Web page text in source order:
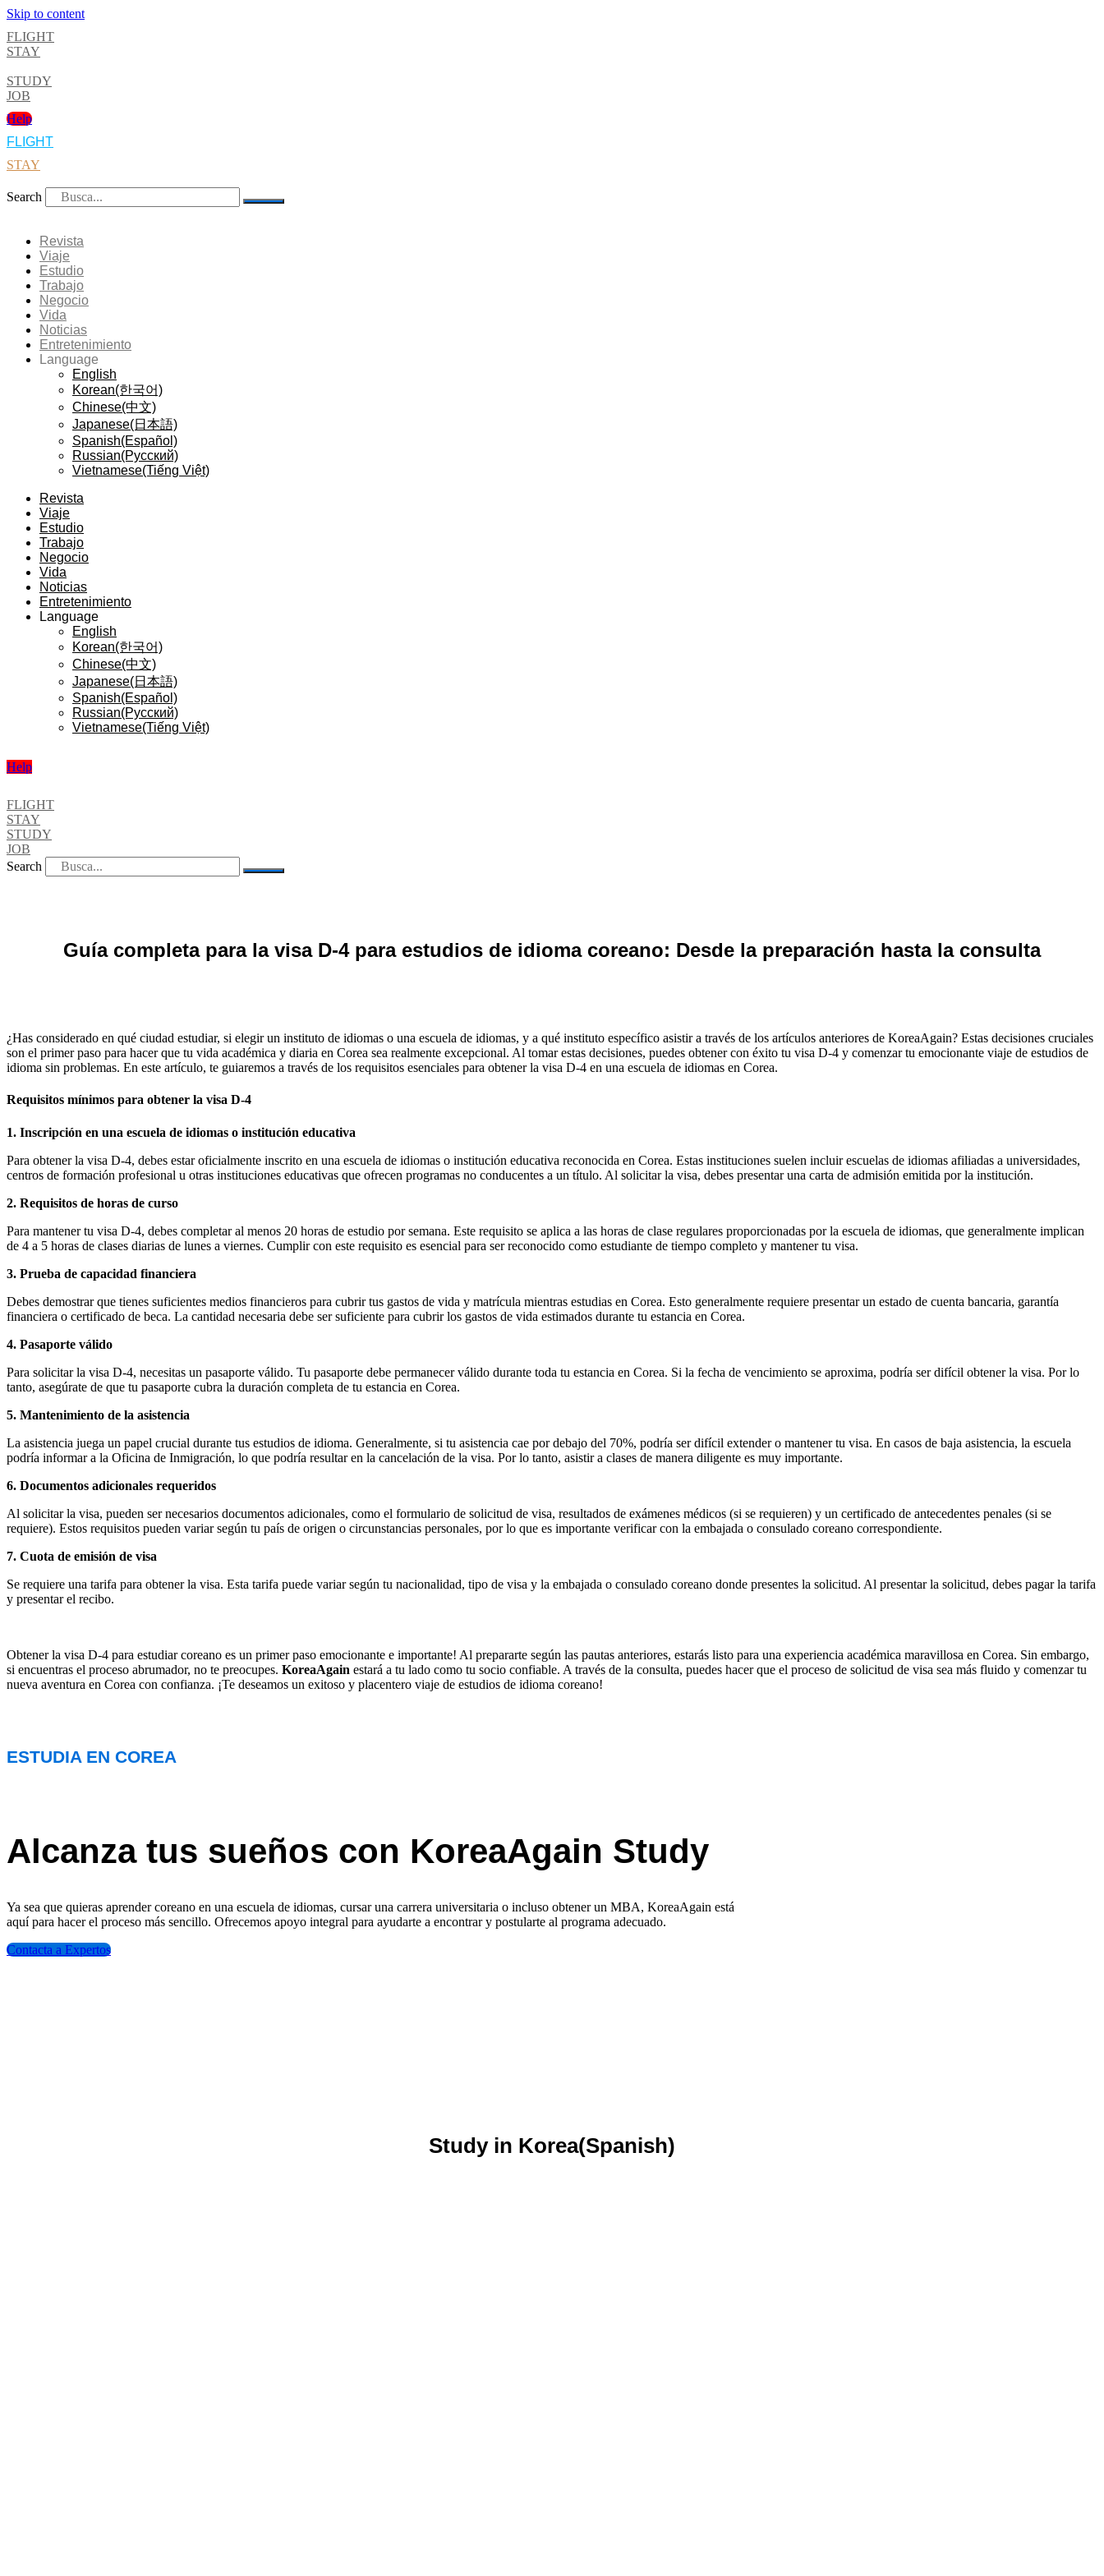
Skip to content
FLIGHT
STAY
STUDY
JOB
Help
FLIGHT
STAY
Search
Revista
Viaje
Estudio
Trabajo
Negocio
Vida
Noticias
Entretenimiento
Language
English
Korean(한국어)
Chinese(中文)
Japanese(日本語)
Spanish(Español)
Russian(Русский)
Vietnamese(Tiếng Việt)
Revista
Viaje
Estudio
Trabajo
Negocio
Vida
Noticias
Entretenimiento
Language
English
Korean(한국어)
Chinese(中文)
Japanese(日本語)
Spanish(Español)
Russian(Русский)
Vietnamese(Tiếng Việt)
Help
FLIGHT
STAY
STUDY
JOB
Search
Guía completa para la visa D-4 para estudios de idioma coreano: Desde la preparación hasta la consulta
¿Has considerado en qué ciudad estudiar, si elegir un instituto de idiomas o una escuela de idiomas, y a qué instituto específico asistir a través de los artículos anteriores de KoreaAgain? Estas decisiones cruciales
son el primer paso para hacer que tu vida académica y diaria en Corea sea realmente excepcional. Al tomar estas decisiones, puedes obtener con éxito tu visa D-4 y comenzar tu emocionante viaje de estudios de
idioma sin problemas. En este artículo, te guiaremos a través de los requisitos esenciales para obtener la visa D-4 en una escuela de idiomas en Corea.
Requisitos mínimos para obtener la visa D-4
1. Inscripción en una escuela de idiomas o institución educativa
Para obtener la visa D-4, debes estar oficialmente inscrito en una escuela de idiomas o institución educativa reconocida en Corea. Estas instituciones suelen incluir escuelas de idiomas afiliadas a universidades,
centros de formación profesional u otras instituciones educativas que ofrecen programas no conducentes a un título. Al solicitar la visa, debes presentar una carta de admisión emitida por la institución.
2. Requisitos de horas de curso
Para mantener tu visa D-4, debes completar al menos 20 horas de estudio por semana. Este requisito se aplica a las horas de clase regulares proporcionadas por la escuela de idiomas, que generalmente implican
de 4 a 5 horas de clases diarias de lunes a viernes. Cumplir con este requisito es esencial para ser reconocido como estudiante de tiempo completo y mantener tu visa.
3. Prueba de capacidad financiera
Debes demostrar que tienes suficientes medios financieros para cubrir tus gastos de vida y matrícula mientras estudias en Corea. Esto generalmente requiere presentar un estado de cuenta bancaria, garantía
financiera o certificado de beca. La cantidad necesaria debe ser suficiente para cubrir los gastos de vida estimados durante tu estancia en Corea.
4. Pasaporte válido
Para solicitar la visa D-4, necesitas un pasaporte válido. Tu pasaporte debe permanecer válido durante toda tu estancia en Corea. Si la fecha de vencimiento se aproxima, podría ser difícil obtener la visa. Por lo
tanto, asegúrate de que tu pasaporte cubra la duración completa de tu estancia en Corea.
5. Mantenimiento de la asistencia
La asistencia juega un papel crucial durante tus estudios de idioma. Generalmente, si tu asistencia cae por debajo del 70%, podría ser difícil extender o mantener tu visa. En casos de baja asistencia, la escuela
podría informar a la Oficina de Inmigración, lo que podría resultar en la cancelación de la visa. Por lo tanto, asistir a clases de manera diligente es muy importante.
6. Documentos adicionales requeridos
Al solicitar la visa, pueden ser necesarios documentos adicionales, como el formulario de solicitud de visa, resultados de exámenes médicos (si se requieren) y un certificado de antecedentes penales (si se
requiere). Estos requisitos pueden variar según tu país de origen o circunstancias personales, por lo que es importante verificar con la embajada o consulado coreano correspondiente.
7. Cuota de emisión de visa
Se requiere una tarifa para obtener la visa. Esta tarifa puede variar según tu nacionalidad, tipo de visa y la embajada o consulado coreano donde presentes la solicitud. Al presentar la solicitud, debes pagar la tarifa
y presentar el recibo.
Obtener la visa D-4 para estudiar coreano es un primer paso emocionante e importante! Al prepararte según las pautas anteriores, estarás listo para una experiencia académica maravillosa en Corea. Sin embargo,
si encuentras el proceso abrumador, no te preocupes. KoreaAgain estará a tu lado como tu socio confiable. A través de la consulta, puedes hacer que el proceso de solicitud de visa sea más fluido y comenzar tu
nueva aventura en Corea con confianza. ¡Te deseamos un exitoso y placentero viaje de estudios de idioma coreano!
ESTUDIA EN COREA
Alcanza tus sueños con KoreaAgain Study
Ya sea que quieras aprender coreano en una escuela de idiomas, cursar una carrera universitaria o incluso obtener un MBA, KoreaAgain está
aquí para hacer el proceso más sencillo. Ofrecemos apoyo integral para ayudarte a encontrar y postularte al programa adecuado.
Contacta a Expertos
Study in Korea(Spanish)